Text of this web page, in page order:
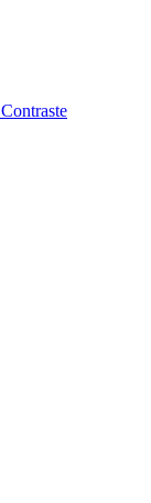
Contraste